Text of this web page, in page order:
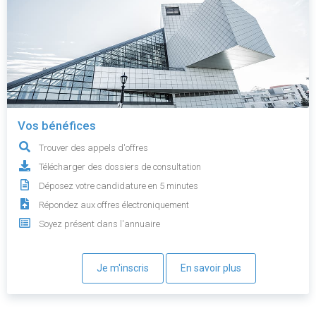
Vos bénéfices
Trouver des appels d'offres
Télécharger des dossiers de consultation
Déposez votre candidature en 5 minutes
Répondez aux offres électroniquement
Soyez présent dans l'annuaire
Je m'inscris En savoir plus